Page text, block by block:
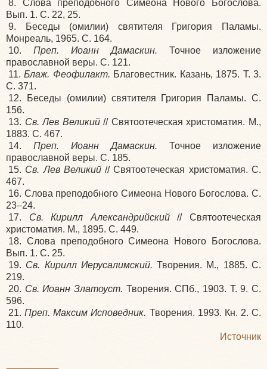
8. Слова преподобного Симеона Нового Богослова.
Вып. 1. С. 22, 25.
9. Беседы (омилии) святителя Григория Паламы.
Монреаль, 1965. С. 164.
10. Преп. Иоанн Дамаскин. Точное изложение
православной веры. С. 121.
11.Блаж. Феофилакт. Благовестник. Казань, 1875. Т. 3.
С. 371.
12. Беседы (омилии) святителя Григория Паламы. С.
156.
13. Св. Лев Великий// Святоотеческая христоматия. М.,
1883. С. 467.
14. Преп. Иоанн Дамаскин. Точное изложение
православной веры. С. 185.
15. Св. Лев Великий// Святоотеческая христоматия. С.
467.
16. Слова преподобного Симеона Нового Богослова. С.
23–24.
17. Св. Кирилл Александрийский// Святоотеческая
христоматия. М., 1895. С. 449.
18. Слова преподобного Симеона Нового Богослова.
Вып. 1. С. 25.
19. Св. Кирилл Иерусалимский. Творения. М., 1885. С.
219.
20. Св. Иоанн Златоуст. Творения. СПб., 1903. Т. 9. С.
596.
21.Преп. Максим Исповедник. Творения. 1993. Кн. 2. С.
110.
Источник